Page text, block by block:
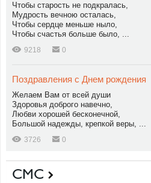
Чтобы старость не подкралась,
Мудрость вечною осталась,
Чтобы сердце меньше ныло,
Чтобы счастья больше было, ...
9218 0
Поздравления с Днем рождения
Желаем Вам от всей души
Здоровья доброго навечно,
Любви хорошей бесконечной,
Большой надежды, крепкой веры, ...
3726 0
СМС